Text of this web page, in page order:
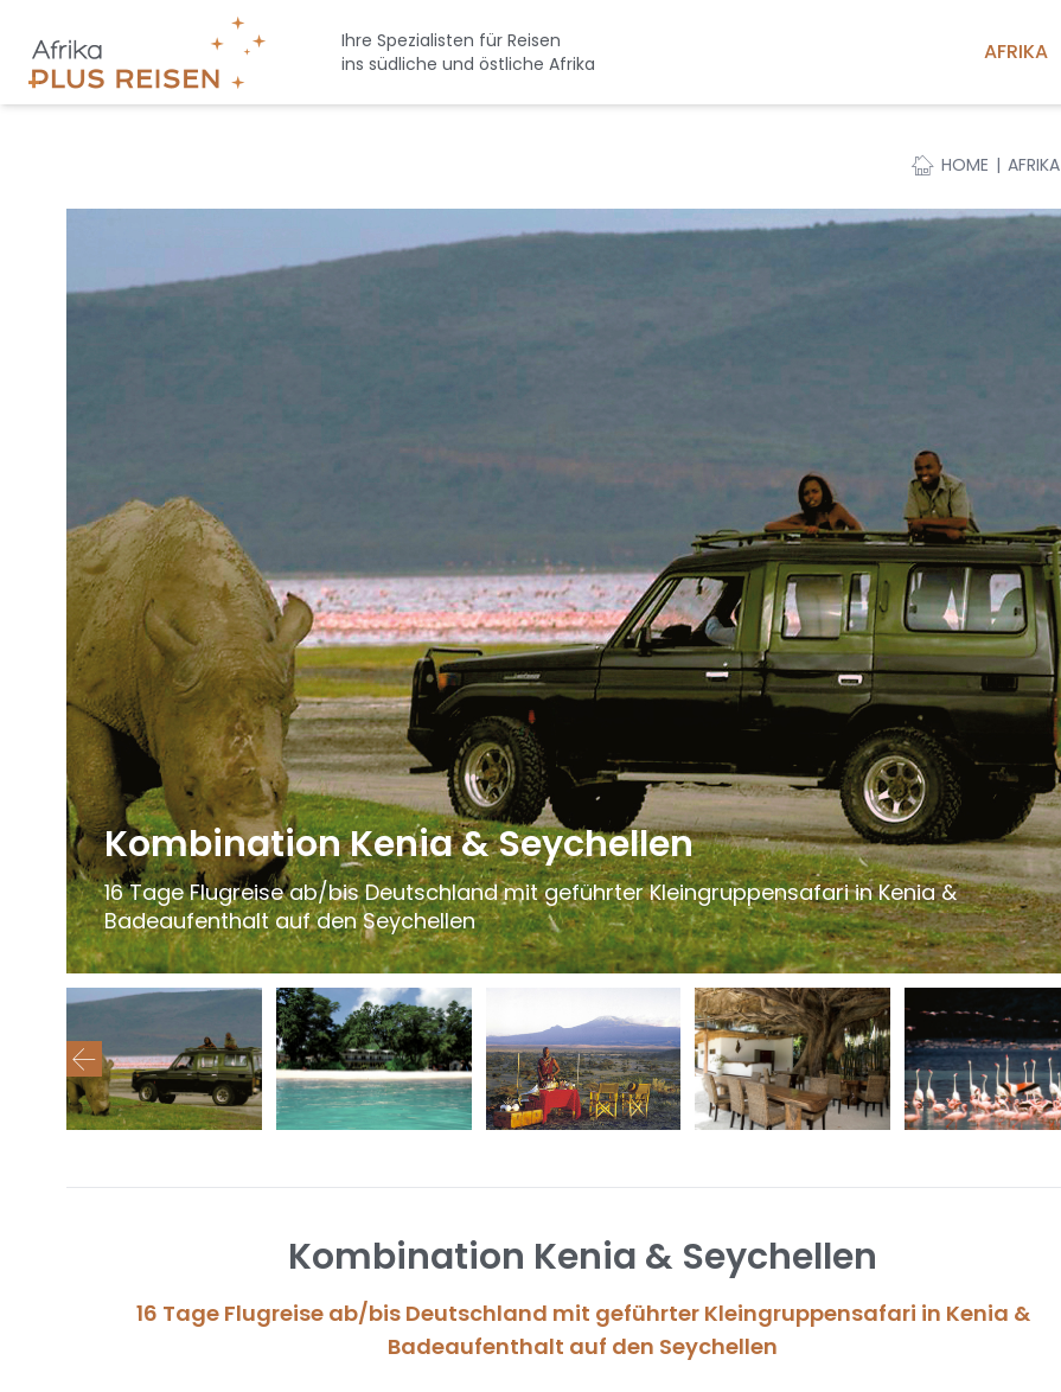
zum
Inhalt
Ihre Spezialisten für Reisen
ins südliche und östliche Afrika
AFRIKA
HOME AFRIKA
Kombination Kenia & Seychellen
16 Tage Flugreise ab/bis Deutschland mit geführter Kleingruppensafari in Kenia &
Badeaufenthalt auf den Seychellen
Kombination Kenia & Seychellen
16 Tage Flugreise ab/bis Deutschland mit geführter Kleingruppensafari in Kenia &
Badeaufenthalt auf den Seychellen